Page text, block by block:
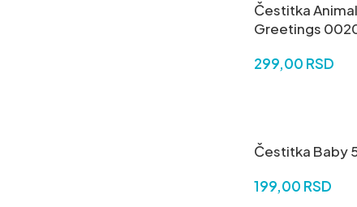
Čestitka
Greetings
299,00 RSD
Čestitka Baby
199,00 RSD